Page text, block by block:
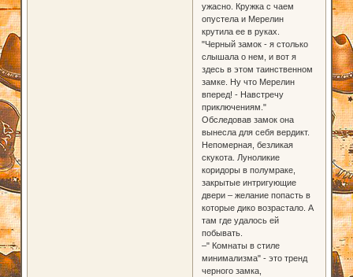
ужасно. Кружка с чаем
опустела и Мерелин
крутила ее в руках.
"Черный замок - я столько
слышала о нем, и вот я
здесь в этом таинственном
замке. Ну что Мерелин
вперед! - Навстречу
приключениям."
Обследовав замок она
вынесла для себя вердикт.
Непомерная, безликая
скукота. Луноликие
коридоры в полумраке,
закрытые интригующие
двери – желание попасть в
которые дико возрастало. А
там где удалось ей
побывать.
–" Комнаты в стиле
минимализма" - это тренд
черного замка,